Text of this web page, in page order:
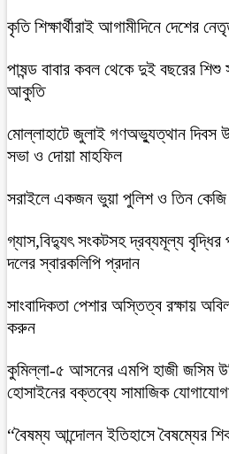
কৃতি শিক্ষার্থীরাই আগামীদিনে দেশের
পাষন্ড বাবার কবল থেকে দুই বছরের শিশু
আকুতি
মোল্লাহাটে জুলাই গণঅভ্যুত্থান দিবস
সভা ও দোয়া মাহফিল
সরাইলে একজন ভুয়া পুলিশ ও তিন
গ্যাস,বিদ্যুৎ সংকটসহ দ্রব্যমূল্য বৃদ্ধির
দলের স্বারকলিপি প্রদান
সাংবাদিকতা পেশার অস্তিত্ব রক্ষায়
করুন
কুমিল্লা-৫ আসনের এমপি হাজী জসিম
হোসাইনের বক্তব্যে সামাজিক
“বৈষম্য আন্দোলন ইতিহাসে বৈষম্যের